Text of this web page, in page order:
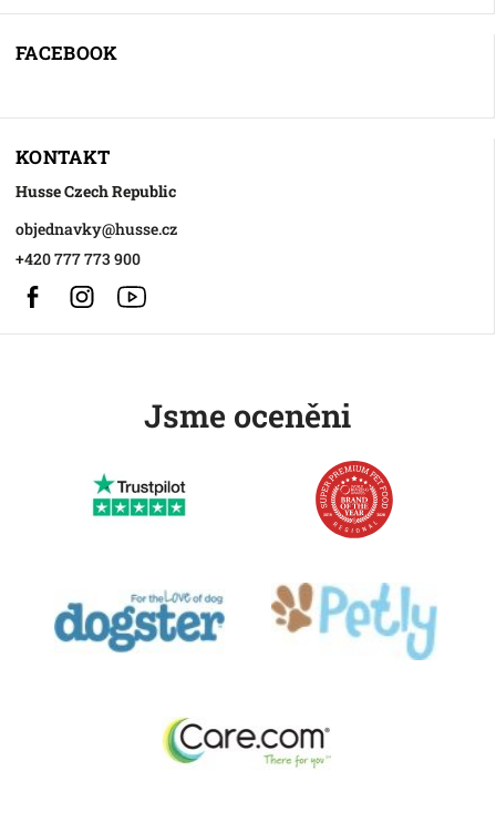
FACEBOOK
KONTAKT
Husse Czech Republic
objednavky@husse.cz
+420 777 773 900
FacebookInstagram
Jsme oceněni